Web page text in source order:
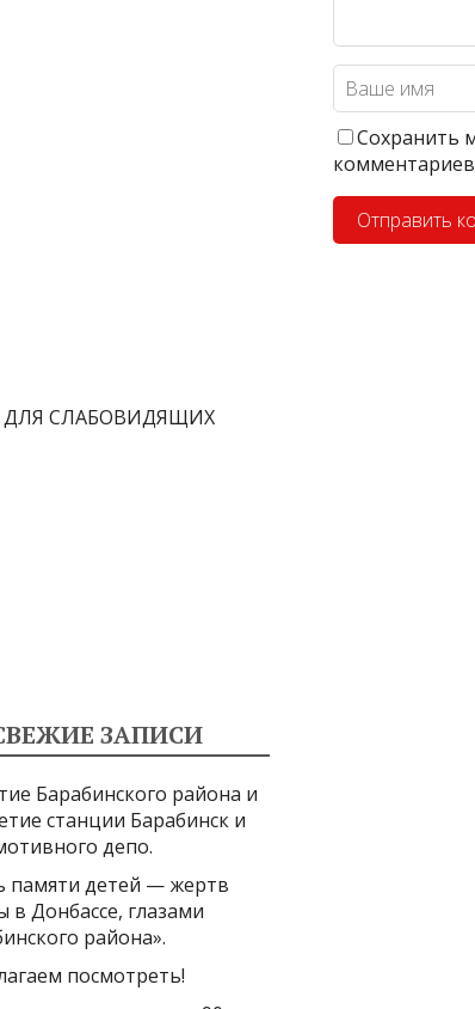
Сохранить
ДЛЯ СЛАБОВИДЯЩИХ
ЗАПИСИ
Барабинского района и
станции Барабинск и
депо.
памяти детей — жертв
в Донбассе, глазами
района».
посмотреть!